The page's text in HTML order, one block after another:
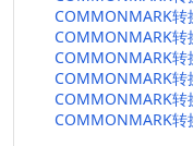
COMMONMARK转
COMMONMARK转
COMMONMARK转
COMMONMARK转
COMMONMARK转
COMMONMARK